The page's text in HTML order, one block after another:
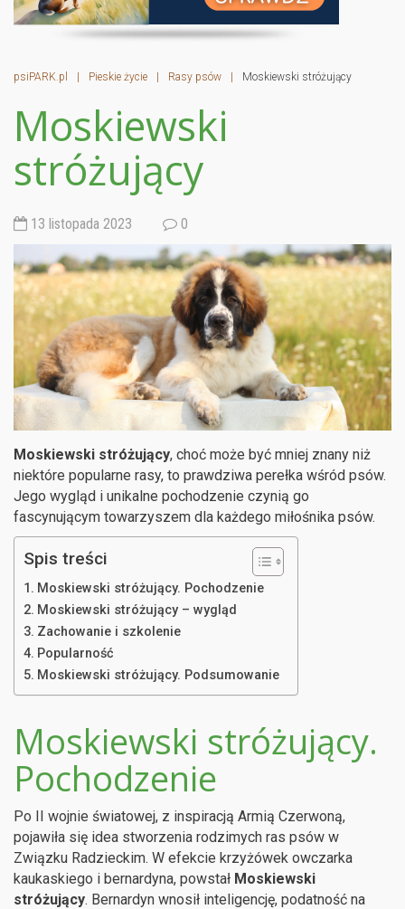
psiPARK.pl | Pieskie życie | Rasy psów | Moskiewski stróżujący
Moskiewski
stróżujący
13 listopada 2023 0
Moskiewski stróżujący, choć może być mniej znany niż
niektóre popularne rasy, to prawdziwa perełka wśród psów.
Jego wygląd i unikalne pochodzenie czynią go
fascynującym towarzyszem dla każdego miłośnika psów.
Spis treści
Moskiewski stróżujący. Pochodzenie
Moskiewski stróżujący – wygląd
Zachowanie i szkolenie
Popularność
Moskiewski stróżujący. Podsumowanie
Moskiewski stróżujący.
Pochodzenie
Po II wojnie światowej, z inspiracją Armią Czerwoną,
pojawiła się idea stworzenia rodzimych ras psów w
Związku Radzieckim. W efekcie krzyżówek owczarka
kaukaskiego i bernardyna, powstał Moskiewski
stróżujący. Bernardyn wnosił inteligencję, podatność na